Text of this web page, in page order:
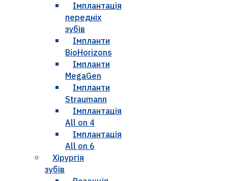
Імплантація
передніх
зубів
Імпланти
BioHorizons
Імпланти
MegaGen
Імпланти
Straumann
Імплантація
All on 4
Імплантація
All on 6
Хірургія
зубів